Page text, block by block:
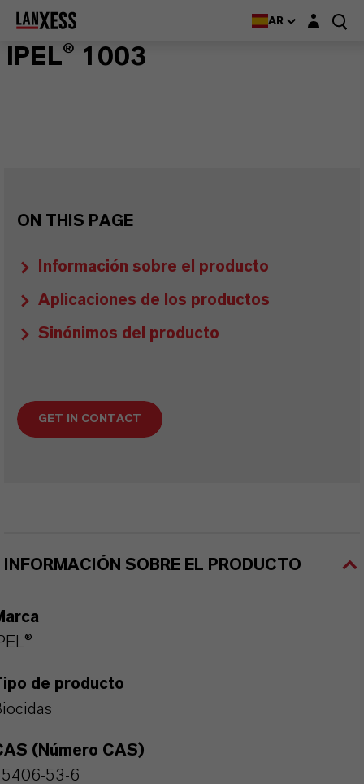
AR Login layer
IPEL® 1003
ON THIS PAGE
Información sobre el producto
Aplicaciones de los productos
Sinónimos del producto
GET IN CONTACT
INFORMACIÓN SOBRE EL PRODUCTO
de producto
(Número CAS)
53-6